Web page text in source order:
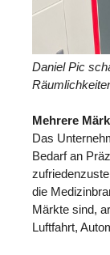
Daniel Pic
Mehrere
Das
Bedarf an
die
Märkte sind,
Luftfahrt,